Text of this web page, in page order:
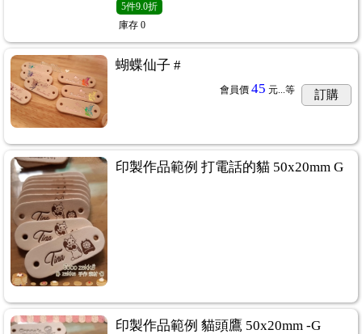
5件9.0折
庫存 0
蝴蝶仙子 #
會員價 45 元...等 訂購
印製作品範例 打電話的貓 50x20mm G
印製作品範例 貓頭鷹 50x20mm -G